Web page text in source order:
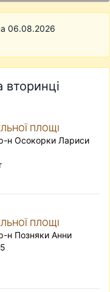
06.08.2026
ПЛОЩІ
н Осокорки Лариси
ПЛОЩІ
н Позняки Анни